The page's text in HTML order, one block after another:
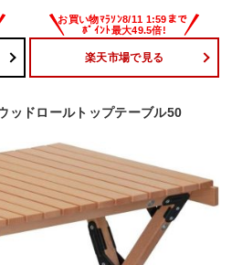
楽天市場で見る
ッドロールトップテーブル50